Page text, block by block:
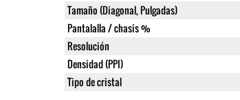
Tamaño (Diagonal, Pulgadas)
Pantalalla / chasis %
Resolución
Densidad (PPI)
Tipo de cristal